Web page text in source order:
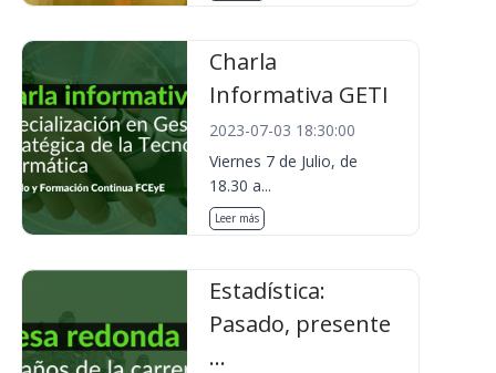
Charla
Informativa GETI
2023-07-03 18:30:00
Viernes 7 de Julio, de
18.30 a...
Leer más
Estadística:
Pasado, presente
...